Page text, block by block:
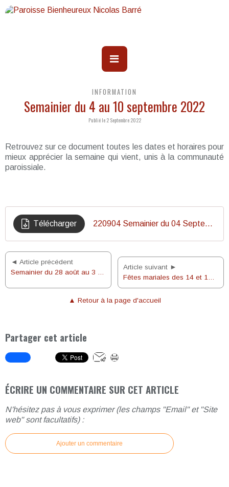
INFORMATION
Semainier du 4 au 10 septembre 2022
Publié le 2 Septembre 2022
Retrouvez sur ce document toutes les dates et horaires pour
mieux apprécier la semaine qui vient, unis à la communauté
paroissiale.
Télécharger 220904 Semainier du 04 Septembre 22
◄ Article précédent
Semainier du 28 août au 3 septembre 2022
Article suivant ►
Fêtes mariales des 14 et 15 août 2022
▲ Retour à la page d'accueil
Partager cet article
ÉCRIRE UN COMMENTAIRE SUR CET ARTICLE
N'hésitez pas à vous exprimer (les champs "Email" et "Site
web" sont facultatifs) :
Ajouter un commentaire